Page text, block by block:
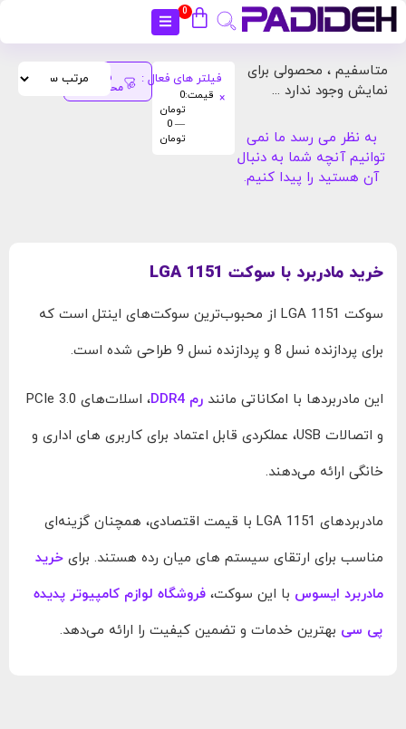
0
فیلتر
محصولات
فیلتر های فعال :
قیمت:
0
تومان
— 0
تومان
×
متاسفیم ، محصولی برای
نمایش وجود ندارد ...
به نظر می رسد ما نمی
توانیم آنچه شما به دنبال
آن هستید را پیدا کنیم.
خرید مادربرد با سوکت LGA 1151
سوکت LGA 1151 از محبوب‌ترین سوکت‌های اینتل است که
برای پردازنده نسل 8 و پردازنده نسل 9 طراحی شده است.
این مادربردها با امکاناتی مانند رم DDR4
، اسلات‌های PCIe 3.0
و اتصالات USB، عملکردی قابل اعتماد برای کاربری‌ های اداری و
خانگی ارائه می‌دهند.
مادربردهای LGA 1151 با قیمت اقتصادی، همچنان گزینه‌ای
مناسب برای ارتقای سیستم‌ های میان‌ رده هستند. برای خرید
مادربرد ایسوس با این سوکت، فروشگاه لوازم کامپیوتر پدیده
پی سی بهترین خدمات و تضمین کیفیت را ارائه می‌دهد.